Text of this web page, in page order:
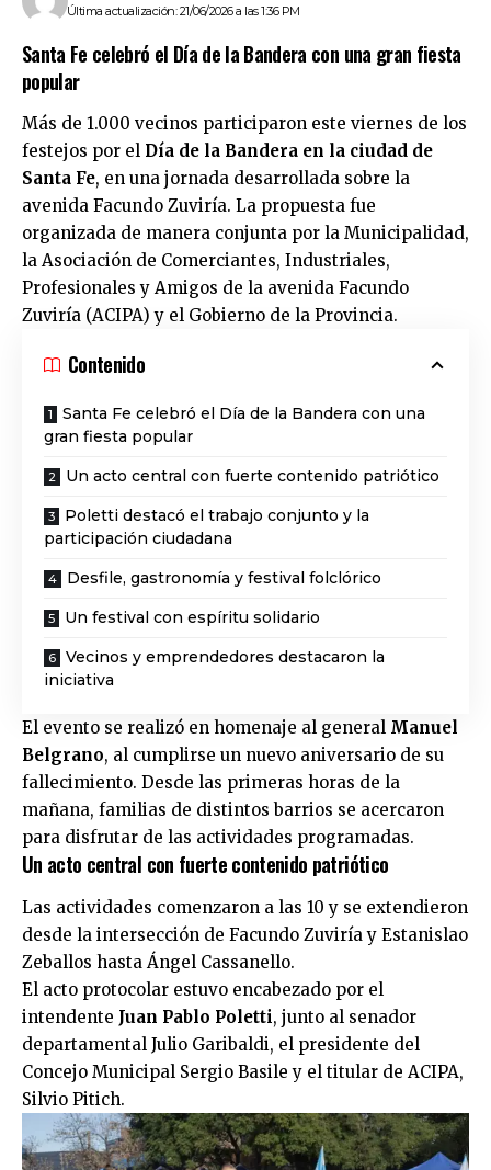
Última actualización: 21/06/2026 a las 1:36 PM
Santa Fe celebró el Día de la Bandera con una gran fiesta
popular
Más de 1.000 vecinos participaron este viernes de los
festejos por el Día de la Bandera en la ciudad de
Santa Fe, en una jornada desarrollada sobre la
avenida Facundo Zuviría. La propuesta fue
organizada de manera conjunta por la Municipalidad,
la Asociación de Comerciantes, Industriales,
Profesionales y Amigos de la avenida Facundo
Zuviría (ACIPA) y el Gobierno de la Provincia.
Contenido
Santa Fe celebró el Día de la Bandera con una
gran fiesta popular
Un acto central con fuerte contenido patriótico
Poletti destacó el trabajo conjunto y la
participación ciudadana
Desfile, gastronomía y festival folclórico
Un festival con espíritu solidario
Vecinos y emprendedores destacaron la
iniciativa
El evento se realizó en homenaje al general Manuel
Belgrano, al cumplirse un nuevo aniversario de su
fallecimiento. Desde las primeras horas de la
mañana, familias de distintos barrios se acercaron
para disfrutar de las actividades programadas.
Un acto central con fuerte contenido patriótico
Las actividades comenzaron a las 10 y se extendieron
desde la intersección de Facundo Zuviría y Estanislao
Zeballos hasta Ángel Cassanello.
El acto protocolar estuvo encabezado por el
intendente Juan Pablo Poletti, junto al senador
departamental Julio Garibaldi, el presidente del
Concejo Municipal Sergio Basile y el titular de ACIPA,
Silvio Pitich.